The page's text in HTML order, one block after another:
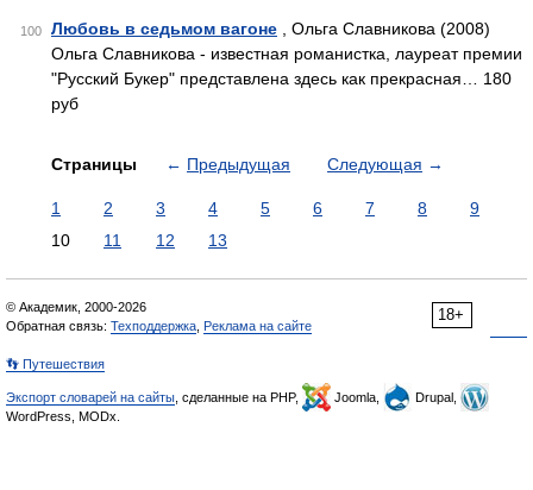
100 Любовь в седьмом вагоне , Ольга Славникова (2008)
Ольга Славникова - известная романистка, лауреат премии
"Русский Букер" представлена здесь как прекрасная… 180
руб
Страницы ← Предыдущая Следующая →
1 2 3 4 5 6 7 8
9
10
11 12 13
18+
© Академик, 2000-2026
Обратная связь: Техподдержка Реклама на сайте
👣 Путешествия
Экспорт словарей на сайты , сделанные на PHP, Joomla,
Drupal,
WordPress, MODx.